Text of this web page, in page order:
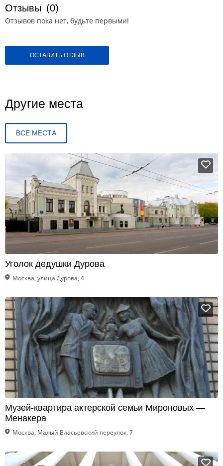
Отзывы (0)
Отзывов пока нет, будьте первыми!
ОСТАВИТЬ ОТЗЫВ
Другие места
ВСЕ МЕСТА
Уголок дедушки Дурова
Москва, улица Дурова, 4
Музей-квартира актерской семьи Мироновых —
Менакера
Москва, Малый Власьевский переулок, 7